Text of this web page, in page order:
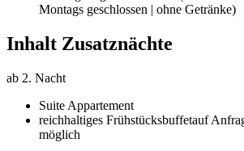
Montags geschlossen | ohne Getränke)
Inhalt Zusatznächte
ab 2. Nacht
Suite Appartement
reichhaltiges Frühstücksbuffetauf
möglich